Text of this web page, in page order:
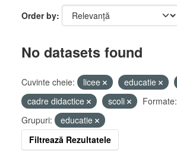
Order by
No datasets found
Cuvinte cheie: licee educatie
cadre didactice
scoli Formate:
Grupuri:
educatie
Filtrează Rezultatele